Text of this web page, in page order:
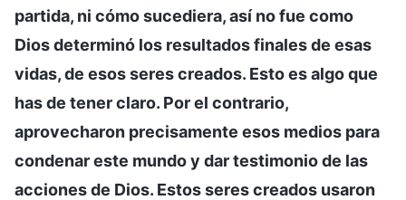
partida, ni cómo sucediera, así no fue como
Dios determinó los resultados finales de esas
vidas, de esos seres creados. Esto es algo que
has de tener claro. Por el contrario,
aprovecharon precisamente esos medios para
condenar este mundo y dar testimonio de las
acciones de Dios. Estos seres creados usaron